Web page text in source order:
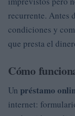
recurrente. Antes
condiciones y
que presta el
Cómo
Un préstamo
internet: